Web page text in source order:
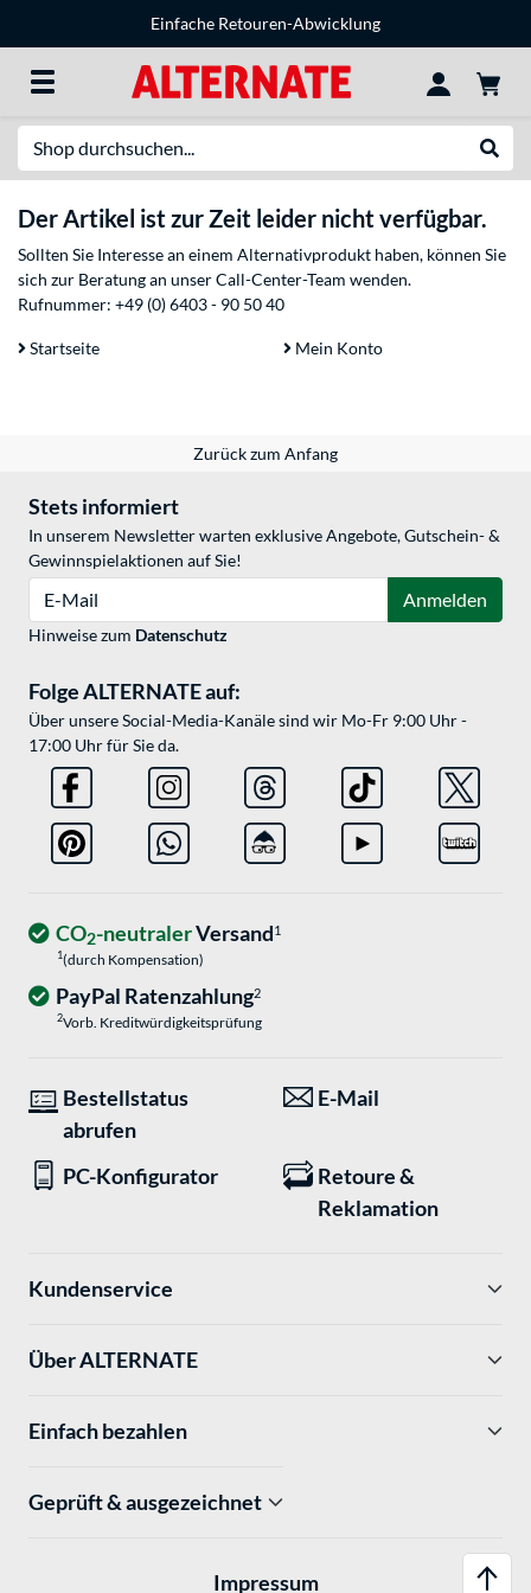
Einfache Retouren-Abwicklung
Der Artikel ist zur Zeit leider nicht verfügbar.
Sollten Sie Interesse an einem Alternativprodukt haben, können Sie
sich zur Beratung an unser Call-Center-Team wenden.
Rufnummer: +49 (0) 6403 - 90 50 40
Startseite Mein Konto
Zurück zum Anfang
Stets informiert
In unserem Newsletter warten exklusive Angebote, Gutschein- &
Gewinnspielaktionen auf Sie!
Anmelden
Hinweise zum Datenschutz
Folge ALTERNATE auf:
Über unsere Social-Media-Kanäle sind wir Mo-Fr 9:00 Uhr -
17:00 Uhr für Sie da.
CO2-neutralerVersand1
1(durch Kompensation)
PayPal Ratenzahlung2
2Vorb. Kreditwürdigkeitsprüfung
Bestellstatus
abrufen
E-Mail
PC-Konfigurator
Retoure &
Reklamation
Kundenservice
Über ALTERNATE
Einfach bezahlen
Geprüft & ausgezeichnet
Impressum